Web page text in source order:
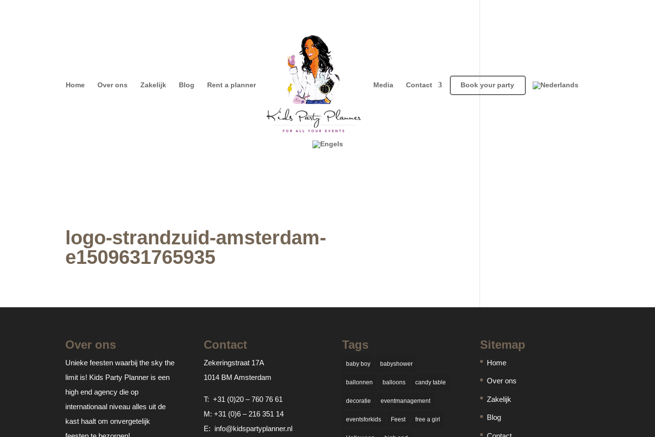
Home Over ons Zakelijk Blog Rent a planner Media Contact Book your party
logo-strandzuid-amsterdam-
e1509631765935
Over ons
Unieke feesten waarbij the sky the
limit is! Kids Party Planner is een
high end agency die op
internationaal niveau alles uit de
kast haalt om onvergetelijk
Contact
Zekeringstraat 17A
1014 BM Amsterdam
T: +31 (0)20 – 760 76 61
M: +31 (0)6 – 216 351 14
E: info@kidspartyplanner.nl
Tags
baby boy babyshower
ballonnen balloons candy table
decoratie eventmanagement
eventsforkids Feest free a girl
Sitemap
Home
Over ons
Zakelijk
Blog